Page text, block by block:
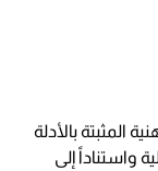
المثبتة بالأدلة
واستناداً إلى